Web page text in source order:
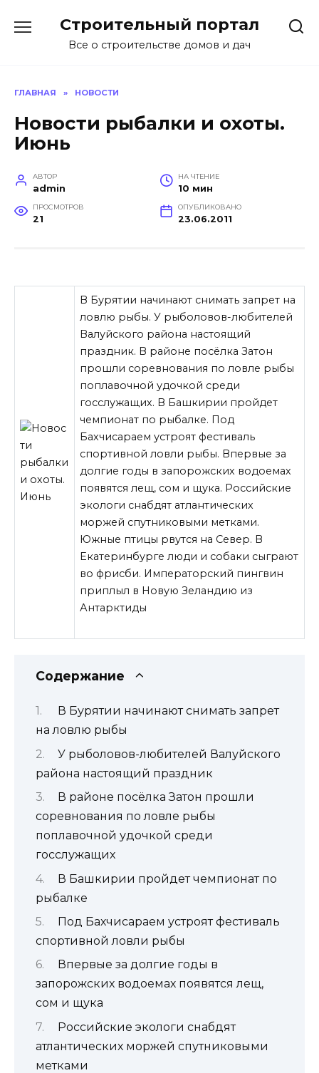
содержанию
Строительный портал
Все о строительстве домов и дач
ГЛАВНАЯ » НОВОСТИ
Новости рыбалки и охоты.
Июнь
АВТОР
admin
НА ЧТЕНИЕ
10 мин
ПРОСМОТРОВ
21
ОПУБЛИКОВАНО
23.06.2011
В Бурятии начинают снимать запрет на
ловлю рыбы. У рыболовов-любителей
Валуйского района настоящий
праздник. В районе посёлка Затон
прошли соревнования по ловле рыбы
поплавочной удочкой среди
госслужащих. В Башкирии пройдет
чемпионат по рыбалке. Под
Бахчисараем устроят фестиваль
спортивной ловли рыбы. Впервые за
долгие годы в запорожских водоемах
появятся лещ, сом и щука. Российские
экологи снабдят атлантических
моржей спутниковыми метками.
Южные птицы рвутся на Север. В
Екатеринбурге люди и собаки сыграют
во фрисби. Императорский пингвин
приплыл в Новую Зеландию из
Антарктиды
Содержание
В Бурятии начинают снимать запрет
на ловлю рыбы
У рыболовов-любителей Валуйского
района настоящий праздник
В районе посёлка Затон прошли
соревнования по ловле рыбы
поплавочной удочкой среди
госслужащих
В Башкирии пройдет чемпионат по
рыбалке
Под Бахчисараем устроят фестиваль
спортивной ловли рыбы
Впервые за долгие годы в
запорожских водоемах появятся лещ,
сом и щука
Российские экологи снабдят
атлантических моржей спутниковыми
метками